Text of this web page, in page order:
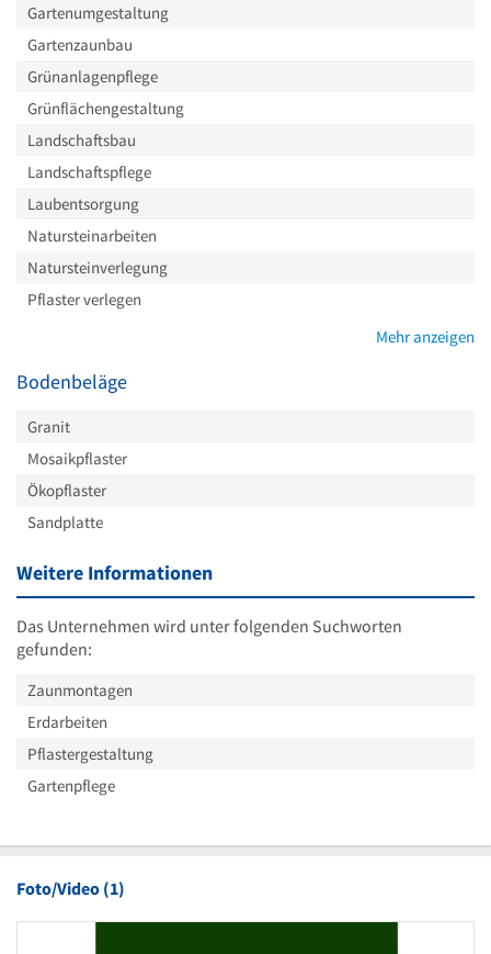
Gartenumgestaltung
Gartenzaunbau
Grünanlagenpflege
Grünflächengestaltung
Landschaftsbau
Landschaftspflege
Laubentsorgung
Natursteinarbeiten
Natursteinverlegung
Pflaster verlegen
Mehr anzeigen
Bodenbeläge
Granit
Mosaikpflaster
Ökopflaster
Sandplatte
Weitere Informationen
Das Unternehmen wird unter folgenden Suchworten
gefunden:
Zaunmontagen
Erdarbeiten
Pflastergestaltung
Gartenpflege
Foto/Video (1)